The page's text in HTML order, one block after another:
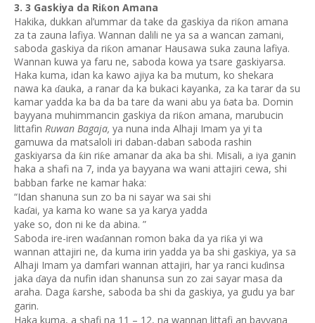
3. 3 Gaskiya da Riƙon Amana
Hakika, dukkan al’ummar da take da gaskiya da riƙon amana
za ta zauna lafiya. Wannan dalili ne ya sa a wancan zamani,
saboda gaskiya da riƙon amanar Hausawa suka zauna lafiya.
Wannan kuwa ya faru ne, saboda kowa ya tsare gaskiyarsa.
Haka kuma, idan ka kawo ajiya ka ba mutum, ko shekara
nawa ka ɗauka, a ranar da ka bukaci kayanka, za ka tarar da su
kamar yadda ka ba da ba tare da wani abu ya ɓata ba. Domin
bayyana muhimmancin gaskiya da riƙon amana, marubucin
littafin Ruwan Bagaja, ya nuna inda Alhaji Imam ya yi ta
gamuwa da matsaloli iri daban-daban saboda rashin
gaskiyarsa da ƙin riƙe amanar da aka ba shi. Misali, a iya ganin
haka a shafi na 7, inda ya bayyana wa wani attajiri cewa, shi
babban farke ne kamar haka:
“Idan shanuna sun zo ba ni sayar wa sai shi
kaɗai, ya kama ko wane sa ya karya yadda
yake so, don ni ke da abina. ”
Saboda ire-iren waɗannan romon baka da ya riƙa yi wa
wannan attajiri ne, da kuma irin yadda ya ba shi gaskiya, ya sa
Alhaji Imam ya damfari wannan attajiri, har ya ranci kuɗinsa
jaka ɗaya da nufin idan shanunsa sun zo zai sayar masa da
araha. Daga ƙarshe, saboda ba shi da gaskiya, ya gudu ya bar
garin.
Haka kuma, a shafi na 11 – 12, na wannan littafi an bayyana